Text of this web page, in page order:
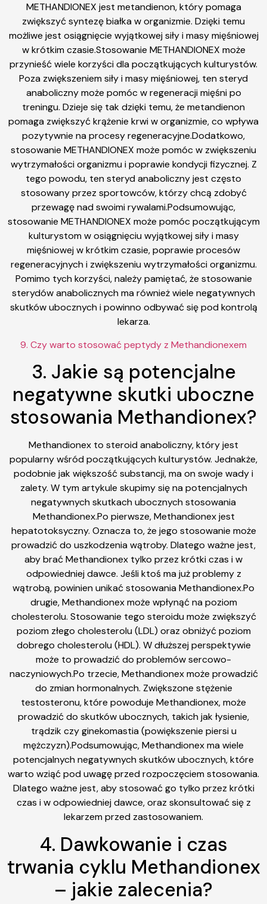
METHANDIONEX jest metandienon, który pomaga
zwiększyć syntezę białka w organizmie. Dzięki temu
możliwe jest osiągnięcie wyjątkowej siły i masy mięśniowej
w krótkim czasie.Stosowanie METHANDIONEX może
przynieść wiele korzyści dla początkujących kulturystów.
Poza zwiększeniem siły i masy mięśniowej, ten steryd
anaboliczny może pomóc w regeneracji mięśni po
treningu. Dzieje się tak dzięki temu, że metandienon
pomaga zwiększyć krążenie krwi w organizmie, co wpływa
pozytywnie na procesy regeneracyjne.Dodatkowo,
stosowanie METHANDIONEX może pomóc w zwiększeniu
wytrzymałości organizmu i poprawie kondycji fizycznej. Z
tego powodu, ten steryd anaboliczny jest często
stosowany przez sportowców, którzy chcą zdobyć
przewagę nad swoimi rywalami.Podsumowując,
stosowanie METHANDIONEX może pomóc początkującym
kulturystom w osiągnięciu wyjątkowej siły i masy
mięśniowej w krótkim czasie, poprawie procesów
regeneracyjnych i zwiększeniu wytrzymałości organizmu.
Pomimo tych korzyści, należy pamiętać, że stosowanie
sterydów anabolicznych ma również wiele negatywnych
skutków ubocznych i powinno odbywać się pod kontrolą
lekarza.
9. Czy warto stosować peptydy z Methandionexem
3. Jakie są potencjalne
negatywne skutki uboczne
stosowania Methandionex?
Methandionex to steroid anaboliczny, który jest
popularny wśród początkujących kulturystów. Jednakże,
podobnie jak większość substancji, ma on swoje wady i
zalety. W tym artykule skupimy się na potencjalnych
negatywnych skutkach ubocznych stosowania
Methandionex.Po pierwsze, Methandionex jest
hepatotoksyczny. Oznacza to, że jego stosowanie może
prowadzić do uszkodzenia wątroby. Dlatego ważne jest,
aby brać Methandionex tylko przez krótki czas i w
odpowiedniej dawce. Jeśli ktoś ma już problemy z
wątrobą, powinien unikać stosowania Methandionex.Po
drugie, Methandionex może wpłynąć na poziom
cholesterolu. Stosowanie tego steroidu może zwiększyć
poziom złego cholesterolu (LDL) oraz obniżyć poziom
dobrego cholesterolu (HDL). W dłuższej perspektywie
może to prowadzić do problemów sercowo-
naczyniowych.Po trzecie, Methandionex może prowadzić
do zmian hormonalnych. Zwiększone stężenie
testosteronu, które powoduje Methandionex, może
prowadzić do skutków ubocznych, takich jak łysienie,
trądzik czy ginekomastia (powiększenie piersi u
mężczyzn).Podsumowując, Methandionex ma wiele
potencjalnych negatywnych skutków ubocznych, które
warto wziąć pod uwagę przed rozpoczęciem stosowania.
Dlatego ważne jest, aby stosować go tylko przez krótki
czas i w odpowiedniej dawce, oraz skonsultować się z
lekarzem przed zastosowaniem.
4. Dawkowanie i czas
trwania cyklu Methandionex
– jakie zalecenia?